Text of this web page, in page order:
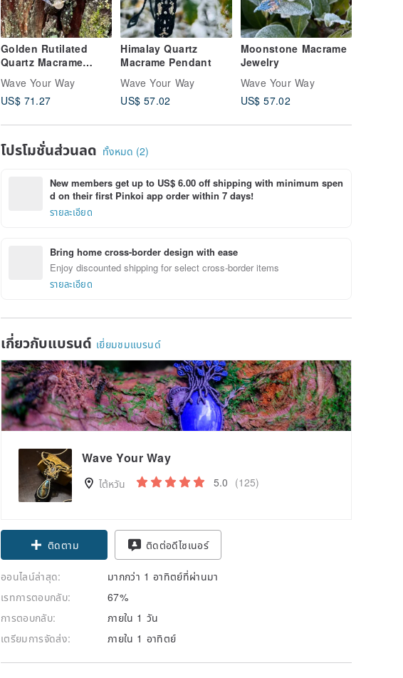
Golden Rutilated
Quartz Macrame
Wave Your Way
US$ 71.27
Himalay Quartz
Macrame Pendant
Wave Your Way
US$ 57.02
Moonstone Macrame
Jewelry
Wave Your Way
US$ 57.02
โปรโมชั่นส่วนลด ทั้งหมด (2)
New members get up to US$ 6.00 off shipping with minimum spen
d on their first Pinkoi app order within 7 days!
รายละเอียด
Bring home cross-border design with ease
Enjoy discounted shipping for select cross-border items
รายละเอียด
เกี่ยวกับแบรนด์ เยี่ยมชมแบรนด์
Wave Your Way
ไต้หวัน 5.0 (125)
ติดตาม ติดต่อดีไซเนอร์
ออนไลน์ล่าสุด:
มากกว่า 1 อาทิตย์ที่ผ่านมา
เรทการตอบกลับ:
67%
การตอบกลับ:
ภายใน 1 วัน
เตรียมการจัดส่ง:
ภายใน 1 อาทิตย์